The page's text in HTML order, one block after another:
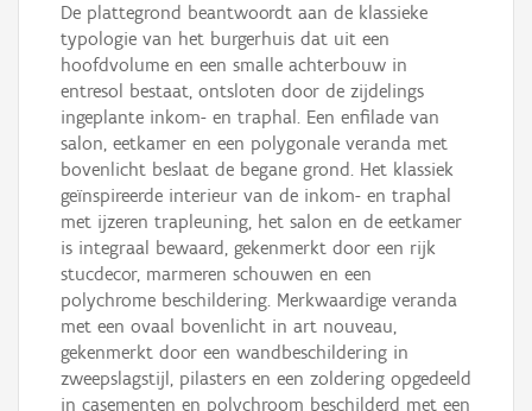
De plattegrond beantwoordt aan de klassieke
typologie van het burgerhuis dat uit een
hoofdvolume en een smalle achterbouw in
entresol bestaat, ontsloten door de zijdelings
ingeplante inkom- en traphal. Een enfilade van
salon, eetkamer en een polygonale veranda met
bovenlicht beslaat de begane grond. Het klassiek
geïnspireerde interieur van de inkom- en traphal
met ijzeren trapleuning, het salon en de eetkamer
is integraal bewaard, gekenmerkt door een rijk
stucdecor, marmeren schouwen en een
polychrome beschildering. Merkwaardige veranda
met een ovaal bovenlicht in art nouveau,
gekenmerkt door een wandbeschildering in
zweepslagstijl, pilasters en een zoldering opgedeeld
in casementen en polychroom beschilderd met een